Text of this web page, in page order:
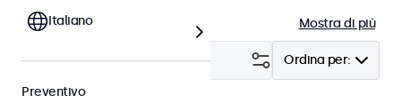
Mostra di più
Ordina per:
Filtro (0)
Italiano
Preventivo